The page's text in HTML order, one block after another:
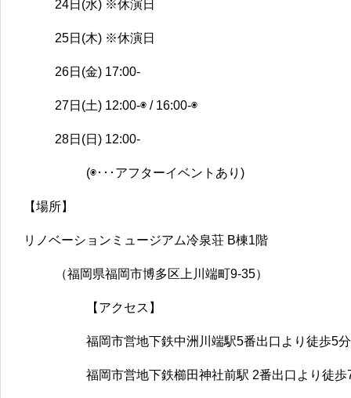
24日(水) ※休演日
25日(木) ※休演日
26日(金) 17:00-
27日(土) 12:00-◉ / 16:00-◉
28日(日) 12:00-
(◉･･･アフターイベントあり)
【場所】
リノベーションミュージアム冷泉荘 B棟1階
（福岡県福岡市博多区上川端町9-35）
【アクセス】
福岡市営地下鉄中洲川端駅5番出口より徒歩5分
福岡市営地下鉄櫛田神社前駅 2番出口より徒歩